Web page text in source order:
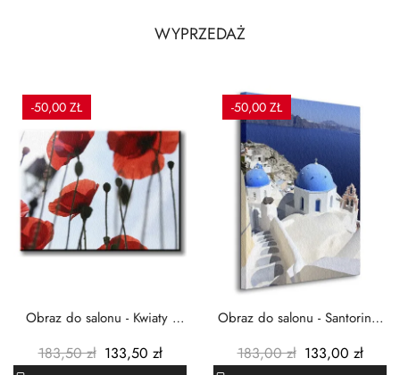
WYPRZEDAŻ
-50,00 ZŁ
Obraz do salonu - Kwiaty -
183,50 zł 133,50 zł
-50,00 ZŁ
Obraz do salonu - Santorini -
183,00 zł 133,00 zł